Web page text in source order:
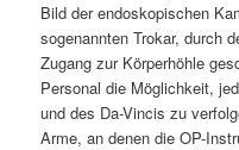
Bild der endoskopischen
sogenannten Trokar, durch
Zugang zur Körperhöhle
Personal die Möglichkeit,
und des Da-Vincis zu
Arme, an denen die OP-